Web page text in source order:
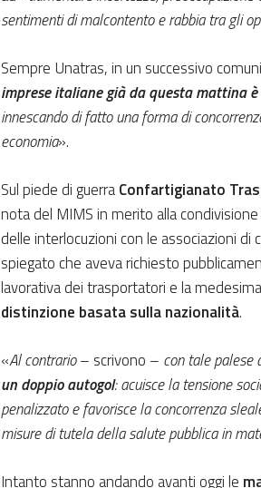
sentimenti di malcontento e rabbia tra gli
Sempre Unatras, in un successivo
imprese italiane già da questa mattina
innescando di fatto una forma di
economia».
Sul piede di guerraConfartigianato
nota del MIMS in merito alla
delle interlocuzioni con le associazioni di
spiegato che aveva richiesto
lavorativa dei trasportatori e la
distinzione basata sulla nazionalità.
«Al contrario– scrivono – con tale palese
un doppio autogol: acuisce la tensione
penalizzato e favorisce la concorrenza
misure di tutela della salute pubblica in
Intanto stanno andando avanti oggi le